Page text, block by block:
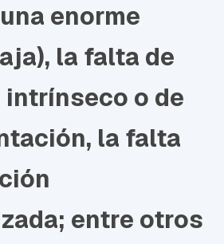
enorme
la falta de
intrínseco o de
la falta
entre otros